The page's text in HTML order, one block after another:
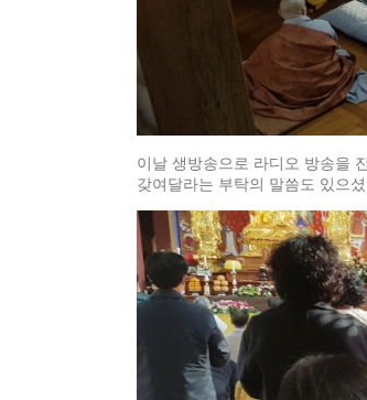
이날 생방송으로 라디오 방송을
갖여달라는 부탁의 말씀도 있으